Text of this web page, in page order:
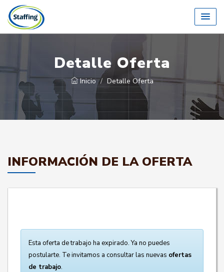
Detalle Oferta
Inicio Detalle Oferta
INFORMACIÓN DE LA OFERTA
Esta oferta de trabajo ha expirado. Ya no puedes
postularte. Te invitamos a consultar las nuevas ofertas
de trabajo.